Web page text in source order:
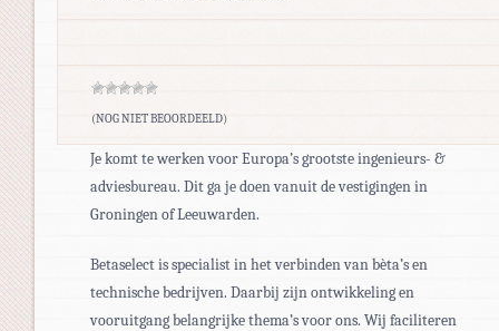
(NOG NIET BEOORDEELD)
Je komt te werken voor Europa’s grootste ingenieurs- &
adviesbureau. Dit ga je doen vanuit de vestigingen in
Groningen of Leeuwarden.
Betaselect is specialist in het verbinden van bèta’s en
technische bedrijven. Daarbij zijn ontwikkeling en
vooruitgang belangrijke thema’s voor ons. Wij faciliteren